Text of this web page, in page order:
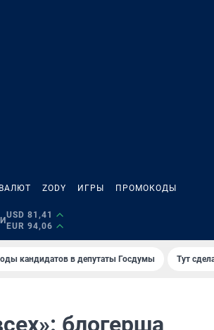
ZODY ИГРЫ ПРОМОКОДЫ
USD 81,41
EUR 94,06
кандидатов в депутаты Госдумы Тут
блогерша